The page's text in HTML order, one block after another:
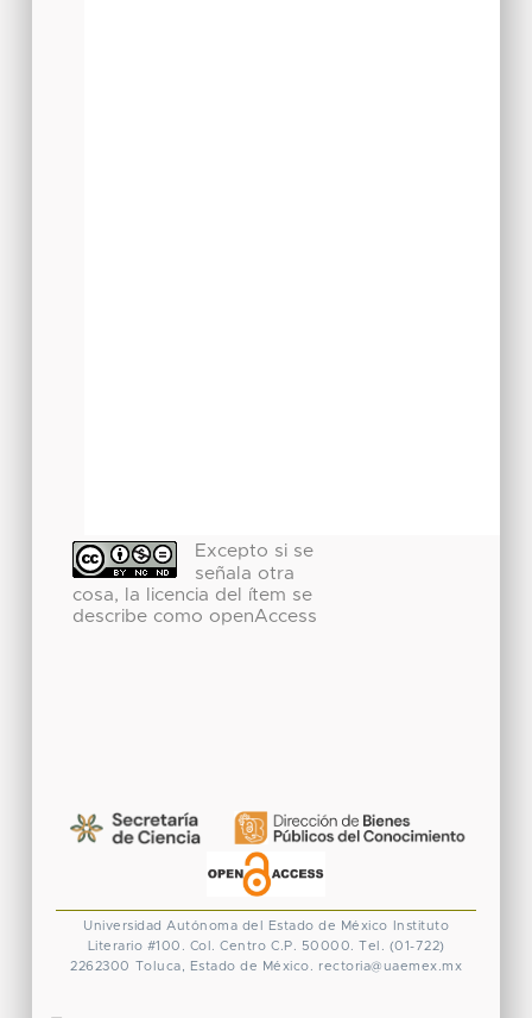
Excepto si se
señala otra
cosa, la licencia del ítem se
describe como openAccess
Universidad Autónoma del Estado de México
Instituto
Literario #100. Col. Centro C.P. 50000. Tel. (01-722)
2262300 Toluca, Estado de México. rectoria@uaemex.mx